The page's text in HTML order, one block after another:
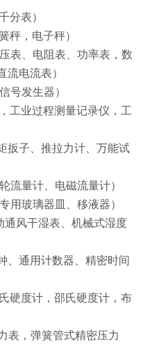
分表）
秤，电子秤）
表、电阻表、功率表，数
流电流表）
号发生器）
工业过程测量记录仪，工
扳子、推拉力计、万能试
流量计、电磁流量计）
用玻璃器皿、移液器）
通风干湿表、机械式湿度
、通用计数器、精密时间
硬度计，邵氏硬度计，布
表，弹簧管式精密压力